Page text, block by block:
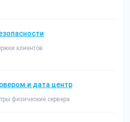
клиентов
и дата центр
физические сервера